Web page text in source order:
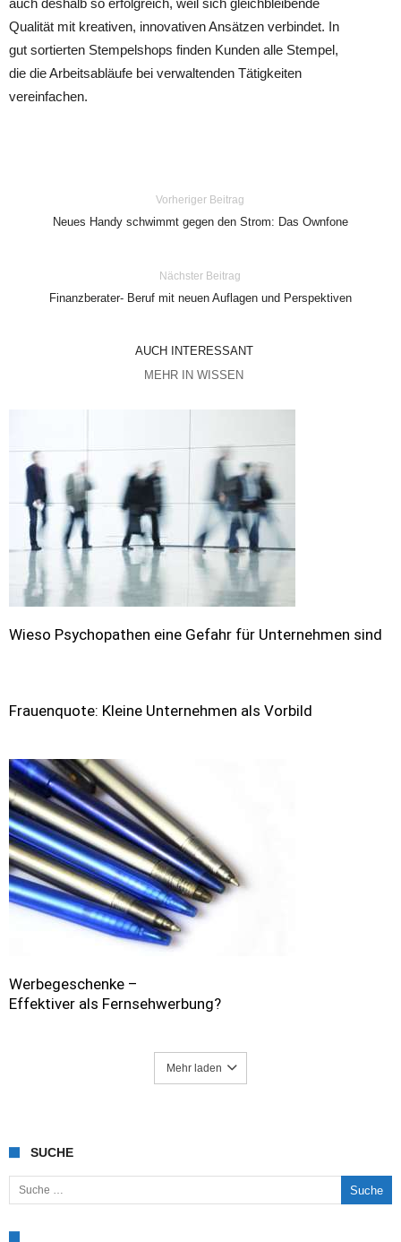
auch deshalb so erfolgreich, weil sich gleichbleibende
Qualität mit kreativen, innovativen Ansätzen verbindet. In
gut sortierten Stempelshops finden Kunden alle Stempel,
die die Arbeitsabläufe bei verwaltenden Tätigkeiten
vereinfachen.
Vorheriger Beitrag
Neues Handy schwimmt gegen den Strom: Das Ownfone
Nächster Beitrag
Finanzberater- Beruf mit neuen Auflagen und Perspektiven
AUCH INTERESSANT
MEHR IN WISSEN
Wieso Psychopathen eine Gefahr für Unternehmen sind
Frauenquote: Kleine Unternehmen als Vorbild
Werbegeschenke –
Effektiver als Fernsehwerbung?
Mehr laden
SUCHE
Suche nach: